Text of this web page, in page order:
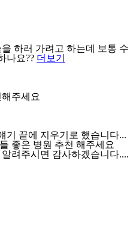
하러 가려고 하는데 보통 수
나요?? 더보기
주세요
기 끝에 지우기로 했습니다...
좋은 병원 추천 해주세요
려주시면 감사하겠습니다....